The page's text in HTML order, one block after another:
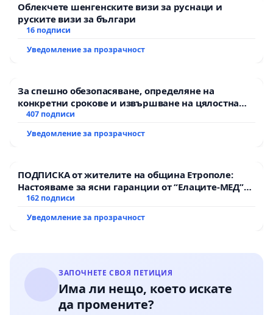
Облекчете шенгенските визи за руснаци и
руските визи за българи
16 подписи
Уведомление за прозрачност
За спешно обезопасяване, определяне на
конкретни срокове и извършване на цялостна
рехабилитация на републиканския път между
Мирово - к.к. Момин проход
407 подписи
Уведомление за прозрачност
ПОДПИСКА от жителите на община Етрополе:
Настояваме за ясни гаранции от “Елаците-МЕД”
АД и от държавата, че ще се изпълнят всички
162 подписи
Уведомление за прозрачност
ЗАПОЧНЕТЕ СВОЯ ПЕТИЦИЯ
Има ли нещо, което искате
да промените?